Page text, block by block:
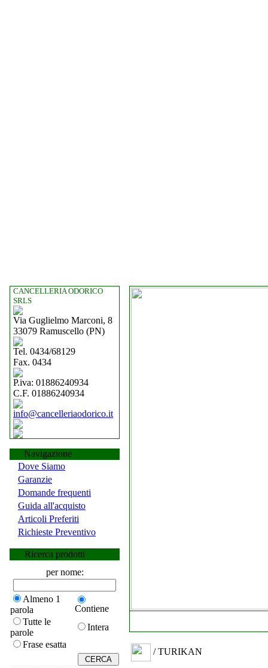
CANCELLERIA ODORICO
SRLS
Via Guglielmo Marconi, 8
33079 Ramuscello (PN)
Tel. 0434/68129
Fax. 0434
P.iva: 01886240934
C.F. 01886240934
info@cancelleriaodorico.it
Navigazione
Dove Siamo
Garanzie
Domande frequenti
Guida all'acquisto
Articoli Preferiti
Richieste Preventivo
Ricerca prodotti
per nome:
Almeno 1
parola
Contiene
Tutte le
parole
Intera
Frase esatta
/ TURIKAN